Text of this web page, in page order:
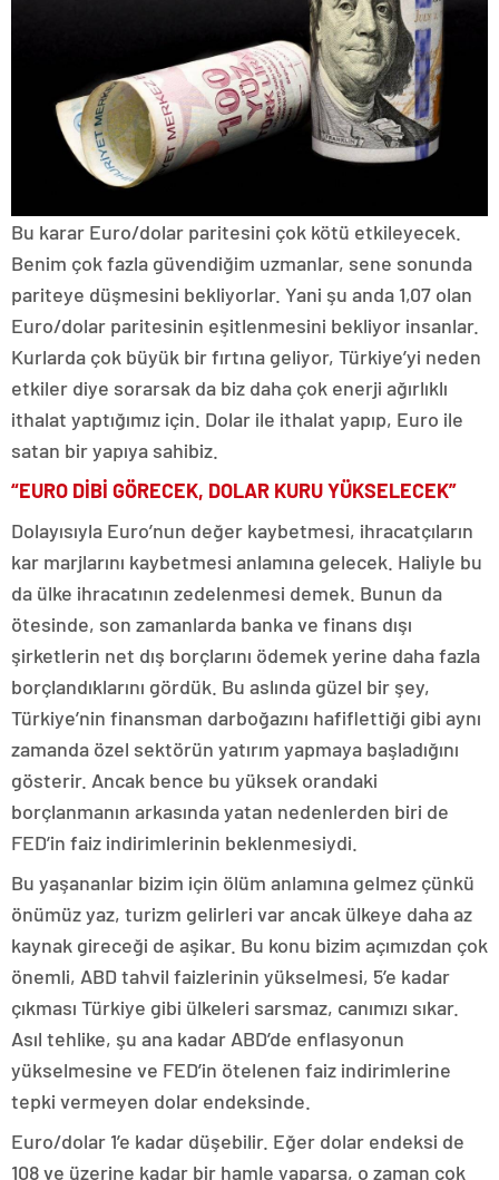
Bu karar Euro/dolar paritesini çok kötü etkileyecek.
Benim çok fazla güvendiğim uzmanlar, sene sonunda
pariteye düşmesini bekliyorlar. Yani şu anda 1,07 olan
Euro/dolar paritesinin eşitlenmesini bekliyor insanlar.
Kurlarda çok büyük bir fırtına geliyor, Türkiye’yi neden
etkiler diye sorarsak da biz daha çok enerji ağırlıklı
ithalat yaptığımız için. Dolar ile ithalat yapıp, Euro ile
satan bir yapıya sahibiz.
“EURO DİBİ GÖRECEK, DOLAR KURU YÜKSELECEK”
Dolayısıyla Euro’nun değer kaybetmesi, ihracatçıların
kar marjlarını kaybetmesi anlamına gelecek. Haliyle bu
da ülke ihracatının zedelenmesi demek. Bunun da
ötesinde, son zamanlarda banka ve finans dışı
şirketlerin net dış borçlarını ödemek yerine daha fazla
borçlandıklarını gördük. Bu aslında güzel bir şey,
Türkiye’nin finansman darboğazını hafiflettiği gibi aynı
zamanda özel sektörün yatırım yapmaya başladığını
gösterir. Ancak bence bu yüksek orandaki
borçlanmanın arkasında yatan nedenlerden biri de
FED’in faiz indirimlerinin beklenmesiydi.
Bu yaşananlar bizim için ölüm anlamına gelmez çünkü
önümüz yaz, turizm gelirleri var ancak ülkeye daha az
kaynak gireceği de aşikar. Bu konu bizim açımızdan çok
önemli, ABD tahvil faizlerinin yükselmesi, 5’e kadar
çıkması Türkiye gibi ülkeleri sarsmaz, canımızı sıkar.
Asıl tehlike, şu ana kadar ABD’de enflasyonun
yükselmesine ve FED’in ötelenen faiz indirimlerine
tepki vermeyen dolar endeksinde.
Euro/dolar 1’e kadar düşebilir. Eğer dolar endeksi de
108 ve üzerine kadar bir hamle yaparsa, o zaman çok